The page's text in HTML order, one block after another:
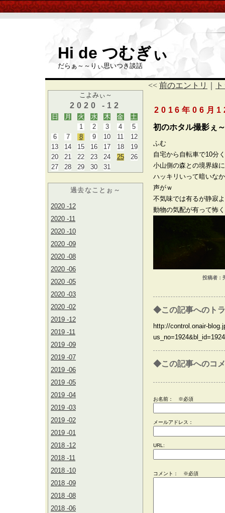
Hi de つむぎぃ
だらぁ～～りぃ思いつき談話
こよみぃ～
2020 -12
日 月 火 水 木 金
土
1
2 3 4
5
6
7 8 9 10 11
12
13
14 15 16 17 18
19
20
21 22 23 24 25
26
27
28 29 30 31
過去なことぉ～
2020 -12
2020 -11
2020 -10
2020 -09
2020 -08
2020 -06
2020 -05
2020 -03
2020 -02
2019 -12
2019 -11
2019 -09
2019 -07
2019 -06
2019 -05
2019 -04
2019 -03
2019 -02
2019 -01
2018 -12
2018 -11
2018 -10
2018 -09
2018 -08
2018 -06
<< 前のエントリ
2016年06月
初のホタル撮影ぇ～
ふむ
自宅から自転車で10分
小山側の森との境界線
ハッキリいって暗いな
声がｗ
不気味では有るが静寂
動物の気配が有って怖
投稿者
◆この記事へのト
http://control.onair-
◆この記事へのコ
お名前： ※必須
メールアドレス：
URL:
コメント： ※必須